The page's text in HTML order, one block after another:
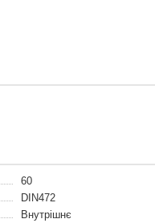
60
DIN472
Внутрішнє